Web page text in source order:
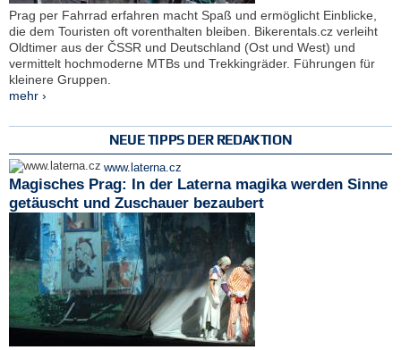
Prag per Fahrrad erfahren macht Spaß und ermöglicht Einblicke,
die dem Touristen oft vorenthalten bleiben. Bikerentals.cz verleiht
Oldtimer aus der ČSSR und Deutschland (Ost und West) und
vermittelt hochmoderne MTBs und Trekkingräder. Führungen für
kleinere Gruppen.
mehr ›
NEUE TIPPS DER REDAKTION
www.laterna.cz
Magisches Prag: In der Laterna magika werden Sinne
getäuscht und Zuschauer bezaubert